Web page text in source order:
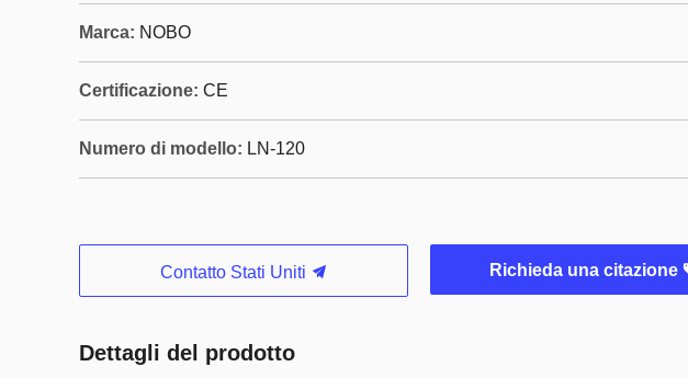
Marca: NOBO
Certificazione: CE
Numero di modello: LN-120
Contatto Stati Uniti Richieda una citazione
Dettagli del prodotto